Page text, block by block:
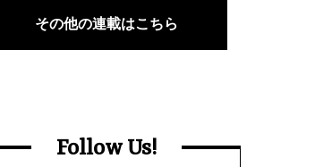
その他の連載はこちら
Follow Us!